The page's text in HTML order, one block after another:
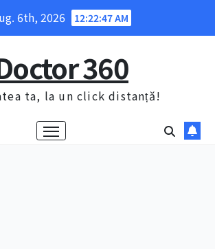
6th, 2026 12:22:48 AM
360
ta, la un click distanță!